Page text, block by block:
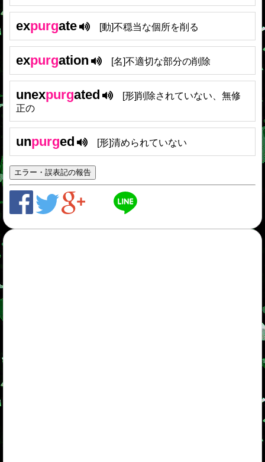
expurgate [動]不穏当な個所を削る
expurgation [名]不適切な部分の削除
unexpurgated
[形]削除されていない、無修
正の
unpurged [形]清められていない
エラー・誤表記の報告